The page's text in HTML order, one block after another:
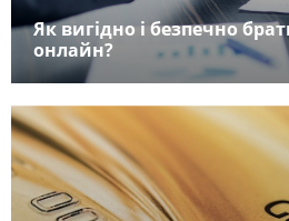
Як вигідно і безпечно
онлайн?